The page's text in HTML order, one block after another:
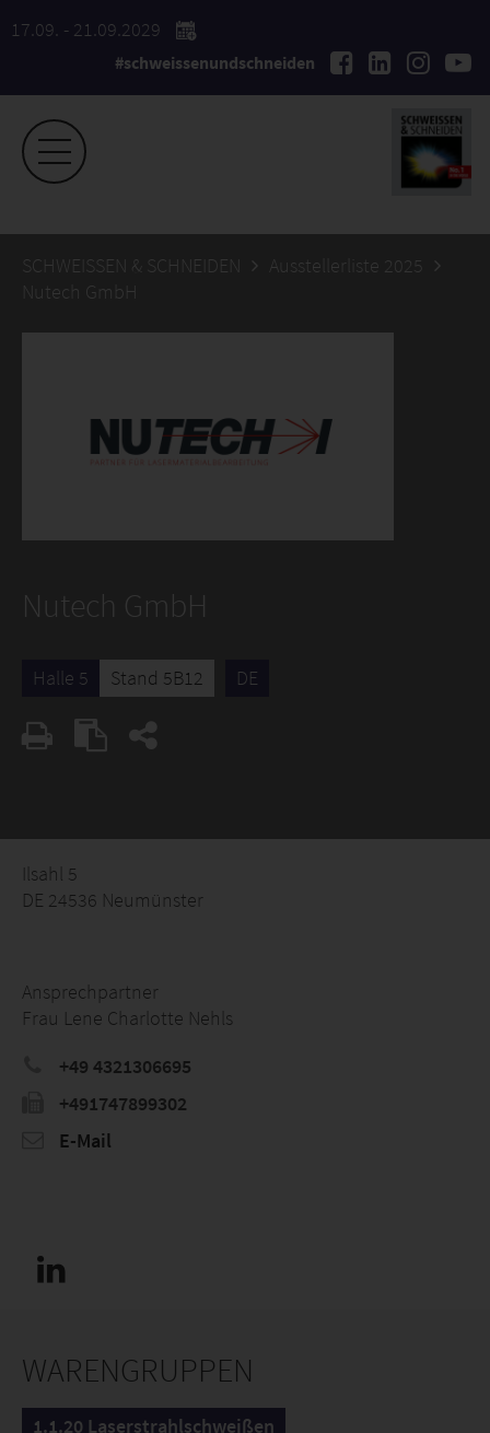
17.09. - 21.09.2029
#schweissenundschneiden
SCHWEISSEN & SCHNEIDEN
Ausstellerliste 2025
Nutech GmbH
Nutech GmbH
Halle 5 Stand 5B12 DE
Ilsahl 5
DE 24536 Neumünster
Ansprechpartner
Frau Lene Charlotte Nehls
+49 4321306695
+491747899302
E-Mail
WARENGRUPPEN
1.1.20 Laserstrahlschweißen